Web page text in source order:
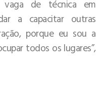
de técnica em
a capacitar outras
porque eu sou a
todos os lugares”,